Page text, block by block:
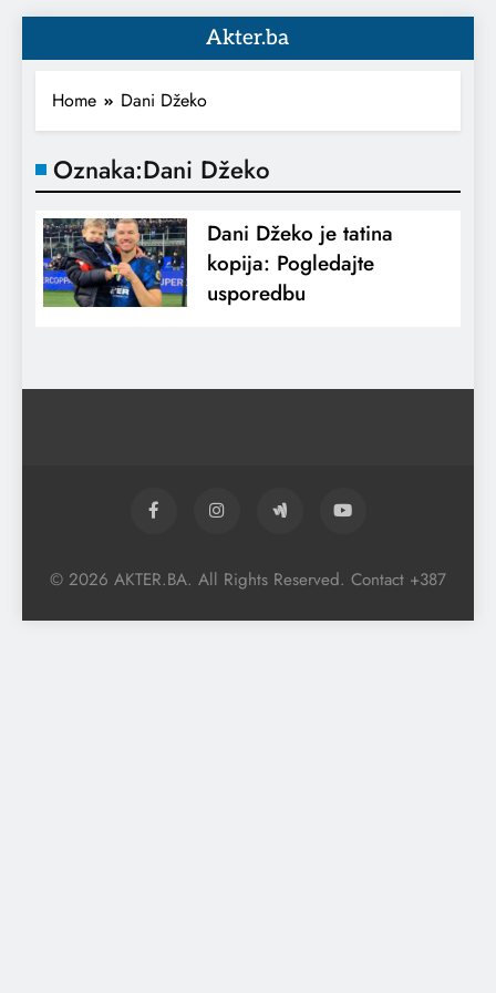
Akter.ba
Home Dani Džeko
Oznaka:Dani Džeko
Dani Džeko je tatina
kopija: Pogledajte
usporedbu
© 2026 AKTER.BA. All Rights Reserved. Contact +387